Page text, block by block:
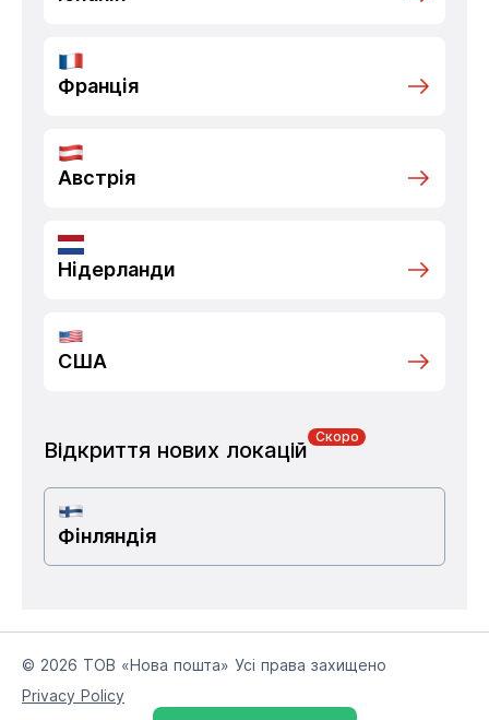
Франція
Австрія
Нідерланди
США
Відкриття нових локацій
Скоро
Фінляндія
© 2026 ТОВ «Нова пошта» Усі права захищено
Privacy Policy